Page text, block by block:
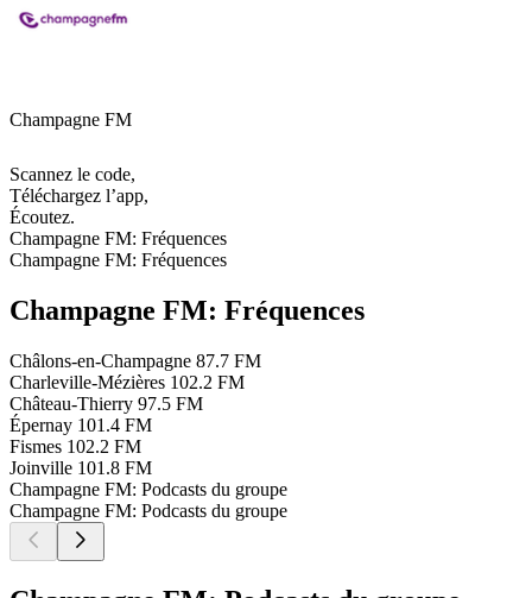
Champagne FM
Scannez le code,
Téléchargez l’app,
Écoutez.
Champagne FM: Fréquences
Champagne FM: Fréquences
Champagne FM: Fréquences
Châlons-en-Champagne 87.7 FM
Charleville-Mézières 102.2 FM
Château-Thierry 97.5 FM
Épernay 101.4 FM
Fismes 102.2 FM
Joinville 101.8 FM
Champagne FM: Podcasts du groupe
Champagne FM: Podcasts du groupe